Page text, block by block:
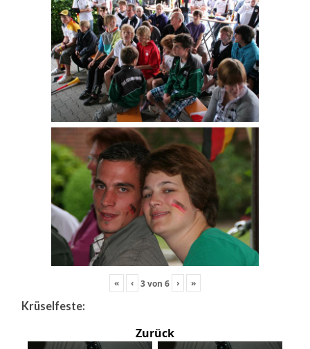
« ‹ 3von 6 › »
Krüselfeste:
Zurück